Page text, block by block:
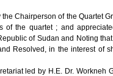
Chairperson of the Quartet
of the quartet ; and
of Sudan and Noting
Resolved, in the interest of
led by H.E. Dr. Workneh